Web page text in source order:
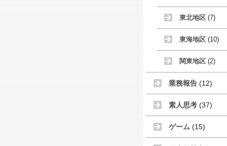
東北地区 (7)
東海地区 (10)
関東地区 (2)
業務報告 (12)
素人思考 (37)
ゲーム (15)